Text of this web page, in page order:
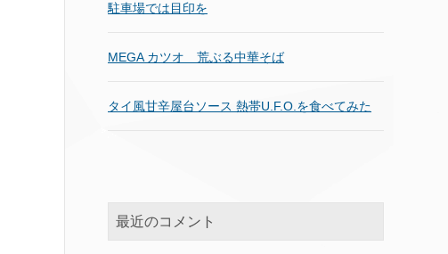
駐車場では目印を
MEGA カツオ 荒ぶる中華そば
タイ風甘辛屋台ソース 熱帯U.F.O.を食べてみた
最近のコメント